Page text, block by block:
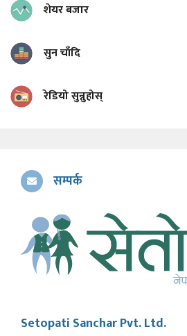
शेयर बजार
सुन चाँदि
रेडियो सुन्नुहोस्
सम्पर्क
Setopati Sanchar Pvt. Ltd.